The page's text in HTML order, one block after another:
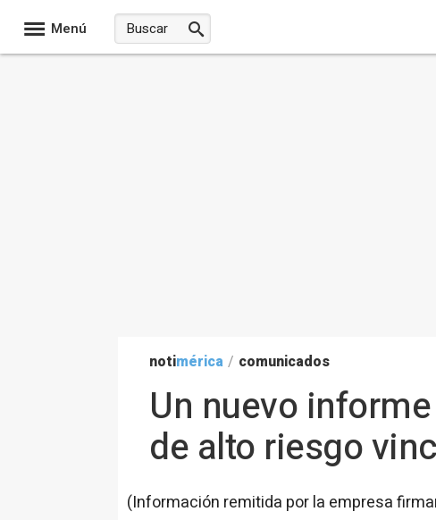
Menú
notimérica / comunicados
Un nuevo
de alto riesgo
(Información remitida por la empresa